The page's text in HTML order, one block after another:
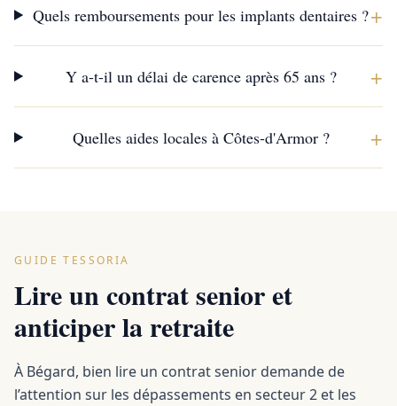
Quels remboursements pour les implants dentaires ?+
Y a-t-il un délai de carence après 65 ans ? +
Quelles aides locales à Côtes-d'Armor ? +
GUIDE TESSORIA
Lire un contrat senior et
anticiper la retraite
À Bégard, bien lire un contrat senior demande de
l’attention sur les dépassements en secteur 2 et les